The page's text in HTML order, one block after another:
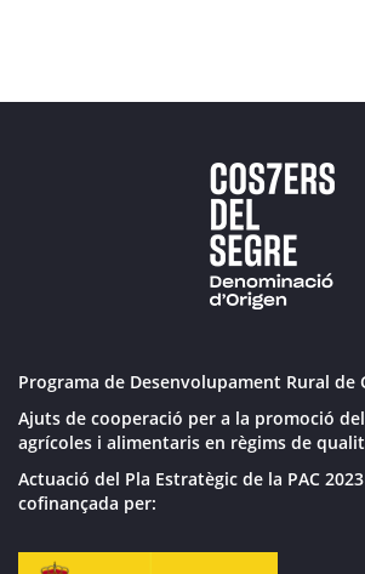
Programa de Desenvolupament Rural de
Ajuts de cooperació per a la promoció
agrícoles i alimentaris en règims de
Actuació del Pla Estratègic de la PAC
cofinançada per: